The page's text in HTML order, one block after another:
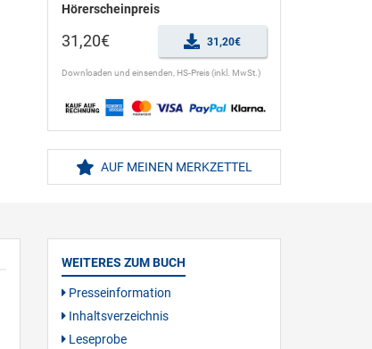
Hörerscheinpreis
31,20€ 31,20€
Downloaden und einsenden, HS-Preis (inkl. MwSt.)
AUF MEINEN MERKZETTEL
WEITERES ZUM BUCH
Presseinformation
Inhaltsverzeichnis
Leseprobe